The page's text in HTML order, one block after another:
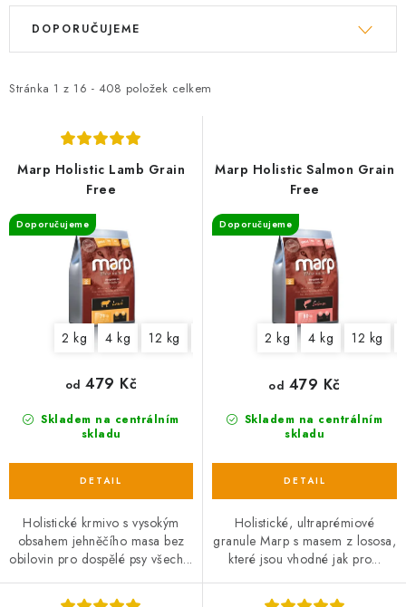
V
i
r
d
u
Stránka 1 z 16 - 408 položek celkem
Ř
e
p
o
d
DOPORUČUJEME
Marp Holistic Lamb Grain
Free
Doporučujeme
2 kg 4 kg 12 kg
Skladem na centrálním
skladu
od 479 Kč
Holistické krmivo s vysokým
obsahem jehněčího masa bez
obilovin pro dospělé psy všech...
Marp Holistic Salmon Grain
Free
Doporučujeme
2 kg 4 kg 12 kg
Skladem na centrálním
skladu
od 479 Kč
Holistické, ultraprémiové
granule Marp s masem z lososa,
které jsou vhodné jak pro...